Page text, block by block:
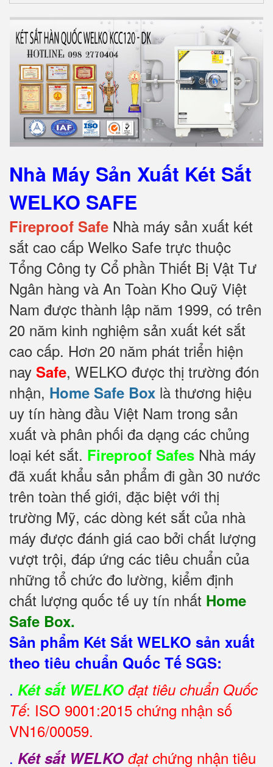
Nhà Máy Sản Xuất Két Sắt
WELKO SAFE
Fireproof Safe Nhà máy sản xuất két
sắt cao cấp Welko Safe trực thuộc
Tổng Công ty Cổ phần Thiết Bị Vật Tư
Ngân hàng và An Toàn Kho Quỹ Việt
Nam được thành lập năm 1999, có trên
20 năm kinh nghiệm sản xuất két sắt
cao cấp. Hơn 20 năm phát triển hiện
nay Safe, WELKO được thị trường đón
nhận, Home Safe Box là thương hiệu
uy tín hàng đầu Việt Nam trong sản
xuất và phân phối đa dạng các chủng
loại két sắt. Fireproof Safes Nhà máy
đã xuất khẩu sản phẩm đi gần 30 nước
trên toàn thế giới, đặc biệt với thị
trường Mỹ, các dòng két sắt của nhà
máy được đánh giá cao bởi chất lượng
vượt trội, đáp ứng các tiêu chuẩn của
những tổ chức đo lường, kiểm định
chất lượng quốc tế uy tín nhất Home
Safe Box.
Sản phẩm Két Sắt WELKO sản xuất
theo tiêu chuẩn Quốc Tế SGS:
. Két sắt WELKO đạt tiêu chuẩn Quốc
Tế: ISO 9001:2015 chứng nhận số
VN16/00059.
. Két sắt WELKO đạt chứng nhận tiêu